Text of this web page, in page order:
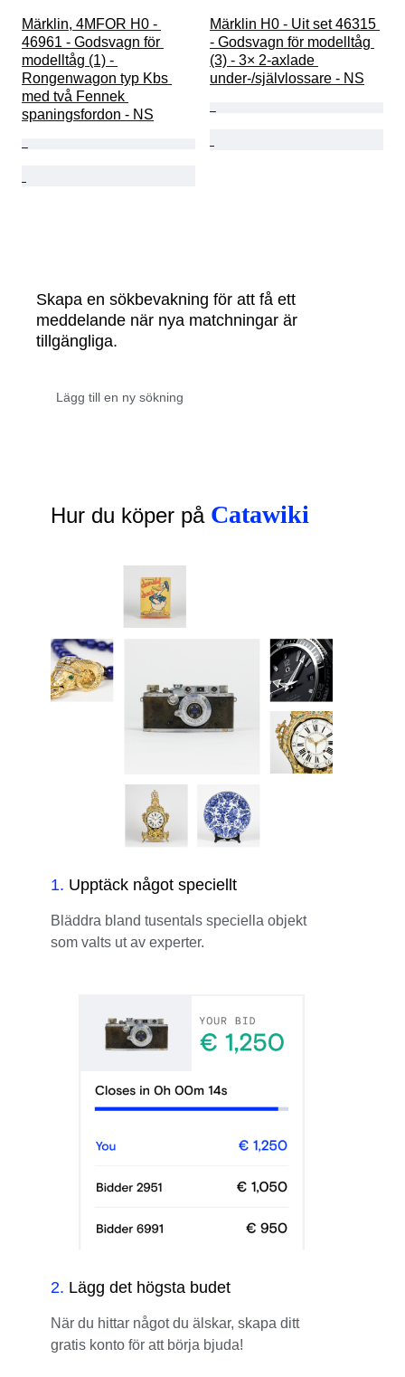
Märklin, 4MFOR H0 -
46961 - Godsvagn för
modelltåg (1) -
Rongenwagon typ Kbs
med två Fennek
spaningsfordon - NS
Märklin H0 - Uit set 46315
- Godsvagn för modelltåg
(3) - 3× 2-axlade
under-/självlossare - NS
Skapa en sökbevakning för att få ett
meddelande när nya matchningar är
tillgängliga.
Hur du köper på Catawiki
1. Upptäck något speciellt
Bläddra bland tusentals speciella objekt
som valts ut av experter.
2. Lägg det högsta budet
När du hittar något du älskar, skapa ditt
gratis konto för att börja bjuda!